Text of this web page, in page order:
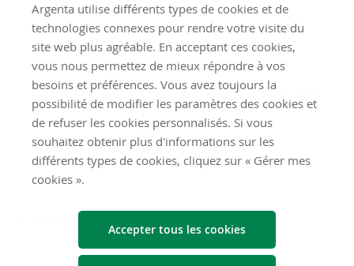
Argenta utilise différents types de cookies et de
technologies connexes pour rendre votre visite du
site web plus agréable. En acceptant ces cookies,
vous nous permettez de mieux répondre à vos
besoins et préférences. Vous avez toujours la
possibilité de modifier les paramètres des cookies et
de refuser les cookies personnalisés. Si vous
souhaitez obtenir plus d'informations sur les
différents types de cookies, cliquez sur « Gérer mes
cookies ».
Accepter tous les cookies
Nous
suivre
Restez informés, grâce à notre bulletin d’information
Téléchargez
l’app
Argenta